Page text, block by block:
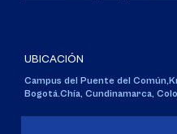
UBICACIÓN
Campus del Puente del Común,
Bogotá.Chía, Cundinamarca,